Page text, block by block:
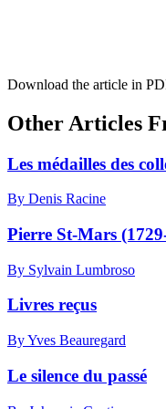
Download the article in
Other Articles
Les médailles des
By Denis Racine
Pierre St-Mars
By Sylvain Lumbroso
Livres reçus
By Yves Beauregard
Le silence du passé